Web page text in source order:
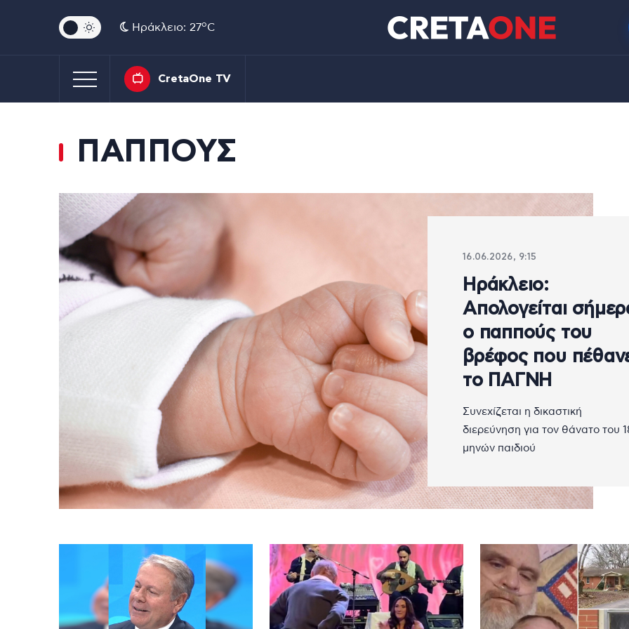
Ηράκλειο: 27oC
CretaOne TV
ΠΑΠΠΟΥΣ
16.06.2026, 9:15
Ηράκλειο:
Απολογείται
ο παππούς του
βρέφος που
το ΠΑΓΝΗ
Συνεχίζεται η δικαστική
διερεύνηση για τον θάνατο του
μηνών παιδιού